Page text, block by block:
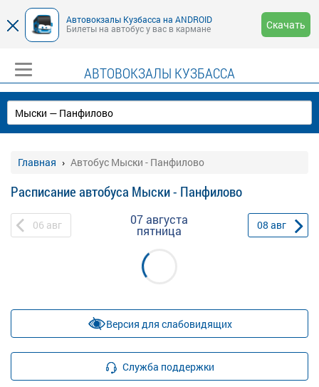
Автовокзалы Кузбасса на ANDROID
Билеты на автобус у вас в кармане
Скачать
АВТОВОКЗАЛЫ КУЗБАССА
Главная Автобус Мыски - Панфилово
Расписание автобуса Мыски - Панфилово
06 авг 07 августа
пятница 08 авг
Версия для слабовидящих
Служба поддержки